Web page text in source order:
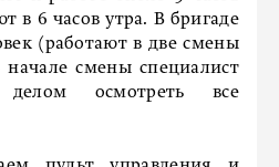
в 6 часов утра. В бригаде
(работают в две смены
смены специалист
осмотреть все